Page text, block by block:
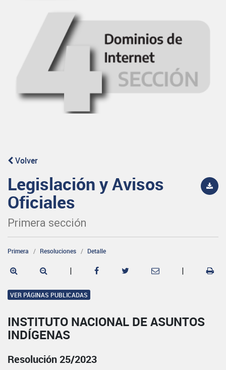
Volver
Legislación y Avisos
Oficiales
Primera sección
Primera Resoluciones Detalle
| |
VER PÁGINAS PUBLICADAS
INSTITUTO NACIONAL DE ASUNTOS
INDÍGENAS
Resolución 25/2023